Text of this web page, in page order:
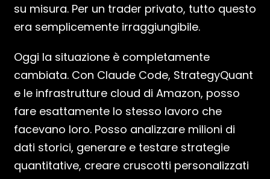
su misura. Per un trader privato, tutto questo
era semplicemente irraggiungibile.
Oggi la situazione è completamente
cambiata. Con Claude Code, StrategyQuant
e le infrastrutture cloud di Amazon, posso
fare esattamente lo stesso lavoro che
facevano loro. Posso analizzare milioni di
dati storici, generare e testare strategie
quantitative, creare cruscotti personalizzati